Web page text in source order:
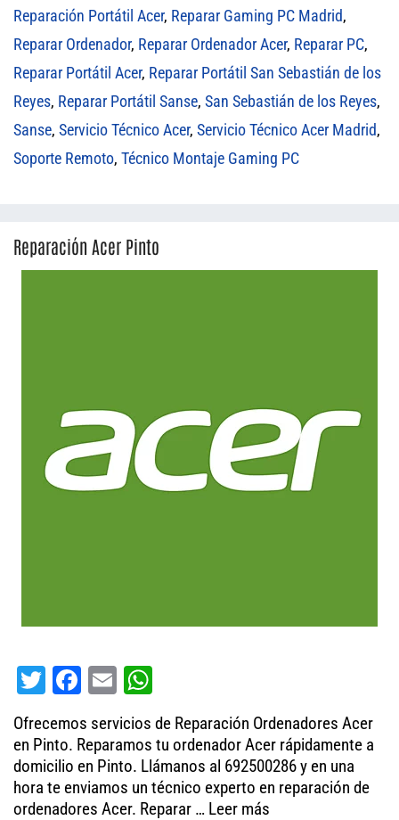
Reparación Portátil Acer, Reparar Gaming PC Madrid,
Reparar Ordenador, Reparar Ordenador Acer, Reparar PC,
Reparar Portátil Acer, Reparar Portátil San Sebastián de los
Reyes, Reparar Portátil Sanse, San Sebastián de los Reyes,
Sanse, Servicio Técnico Acer, Servicio Técnico Acer Madrid,
Soporte Remoto, Técnico Montaje Gaming PC
Reparación Acer Pinto
T
tt
er
Fa
bo
ok
E
m
ail
ha
ts
A
pp
Ofrecemos servicios de Reparación Ordenadores Acer
en Pinto. Reparamos tu ordenador Acer rápidamente a
domicilio en Pinto. Llámanos al 692500286 y en una
hora te enviamos un técnico experto en reparación de
ordenadores Acer. Reparar … Leer más